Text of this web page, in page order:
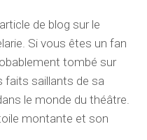
de blog sur le
Si vous êtes un fan
tombé sur
faits saillants de sa
le monde du théâtre.
montante et son